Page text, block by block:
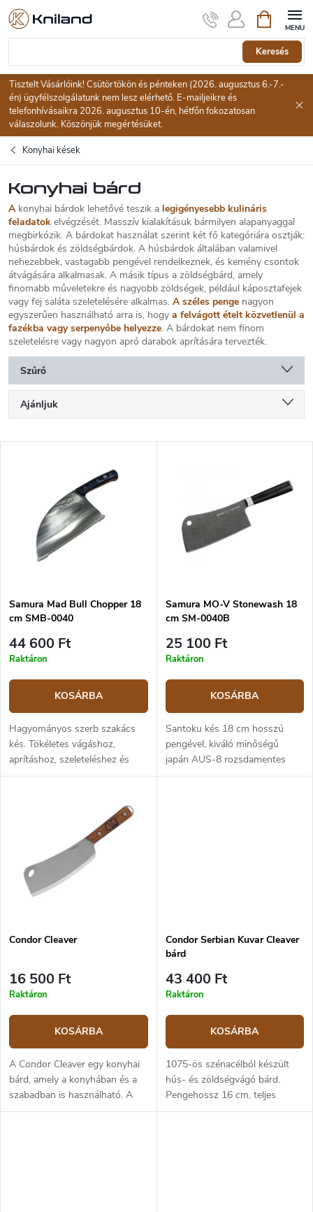
Ugrás
tartalomhoz
Keresés
Tisztelt Vásárlóink! Csütörtökön és pénteken (2026. augusztus 6.-7.-
én) ügyfélszolgálatunk nem lesz elérhető. E-mailjeikre és
telefonhívásaikra 2026. augusztus 10-én, hétfőn fokozatosan
válaszolunk. Köszönjük megértésüket.
Konyhai kések
Konyhai bárd
A konyhai bárdok lehetővé teszik a legigényesebb kulináris
feladatok elvégzését. Masszív kialakításuk bármilyen alapanyaggal
megbirkózik. A bárdokat használat szerint két fő kategóriára osztják:
húsbárdok és zöldségbárdok. A húsbárdok általában valamivel
nehezebbek, vastagabb pengével rendelkeznek, és kemény csontok
átvágására alkalmasak. A másik típus a zöldségbárd, amely
finomabb műveletekre és nagyobb zöldségek, például káposztafejek
vagy fej saláta szeletelésére alkalmas. A széles penge nagyon
egyszerűen használható arra is, hogy a felvágott ételt közvetlenül a
fazékba vagy serpenyőbe helyezze. A bárdokat nem finom
szeletelésre vagy nagyon apró darabok aprítására tervezték.
Szűrő
m
z
é
s
e
Ajánljuk
Legnépszerűbb termékek
ABC szerint
s
t
á
j
Samura Mad Bull Chopper 18
cm SMB-0040
44 600 Ft
Raktáron
KOSÁRBA
Hagyományos szerb szakács
kés. Tökéletes vágáshoz,
aprításhoz, szeleteléshez és
kockára vágáshoz. Nem túl
domború profilú formával....
Samura MO-V Stonewash 18
cm SM-0040B
25 100 Ft
Raktáron
KOSÁRBA
Santoku kés 18 cm hosszú
pengével, kiváló minőségű
japán AUS-8 rozsdamentes
acélból, stonewash
Condor Cleaver
16 500 Ft
Raktáron
KOSÁRBA
A Condor Cleaver egy konyhai
bárd, amely a konyhában és a
szabadban is használható. A
Cleaver 1075-ös szénacélból
Condor Serbian Kuvar Cleaver
bárd
43 400 Ft
Raktáron
KOSÁRBA
1075-ös szénacélból készült
hús- és zöldségvágó bárd.
Pengehossz 16 cm, teljes
hossza 28 cm. Súly 410 g.